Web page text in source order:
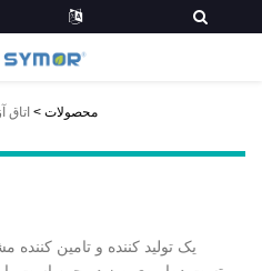
محصولات >